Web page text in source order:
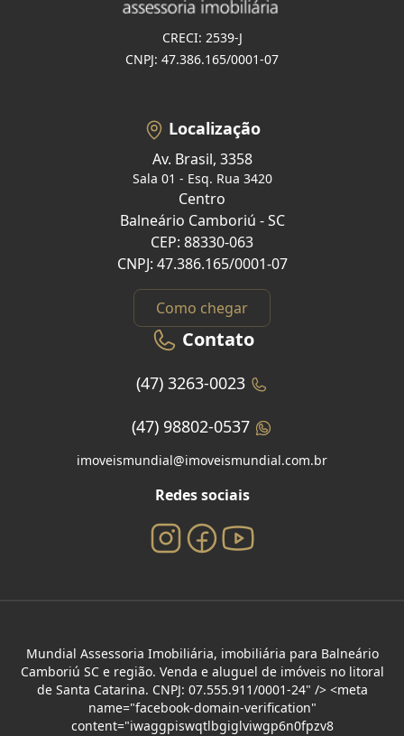
CRECI: 2539-J
CNPJ: 47.386.165/0001-07
Localização
Av. Brasil, 3358
Sala 01 - Esq. Rua 3420
Centro
Balneário Camboriú - SC
CEP: 88330-063
CNPJ: 47.386.165/0001-07
Como chegar
Contato
(47) 3263-0023
(47) 98802-0537
imoveismundial@imoveismundial.com.br
Redes sociais
Mundial Assessoria Imobiliária, imobiliária para Balneário
Camboriú SC e região. Venda e aluguel de imóveis no litoral
de Santa Catarina. CNPJ: 07.555.911/0001-24" /> <meta
name="facebook-domain-verification"
content="iwaggpiswqtlbgiglviwgp6n0fpzv8